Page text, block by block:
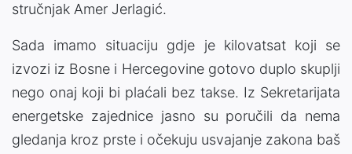
stručnjak Amer Jerlagić.
Sada imamo situaciju gdje je kilovatsat koji se
izvozi iz Bosne i Hercegovine gotovo duplo skuplji
nego onaj koji bi plaćali bez takse. Iz Sekretarijata
energetske zajednice jasno su poručili da nema
gledanja kroz prste i očekuju usvajanje zakona baš